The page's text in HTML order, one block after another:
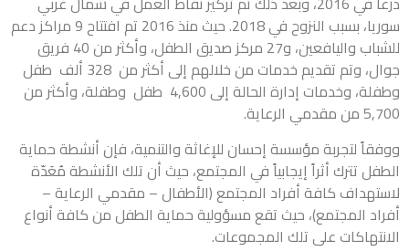
سوريا، بسبب النزوح في 2018. حيث منذ 2016 تم افتتاح 9 مراكز دعم
للشباب واليافعين، و27 مركز صديق الطفل، وأكثر من 40 فريق
جوال، وتم تقديم خدمات من خلالهم إلى أكثر من 328 ألف طفل
وطفلة، وخدمات إدارة الحالة إلى 4,600 طفل وطفلة، وأكثر من
5,700 من مقدمي الرعاية.
ووفقاً لتجربة مؤسسة إحسان للإغاثة والتنمية، فإن أنشطة حماية
الطفل تترك أثراً إيجابياً في المجتمع، حيث أن تلك الأنشطة مُعَدّة
لاستهداف كافة أفراد المجتمع (الأطفال – مقدمي الرعاية –
أفراد المجتمع)، حيث تقع مسؤولية حماية الطفل من كافة أنواع
الانتهاكات على تلك المجموعات.